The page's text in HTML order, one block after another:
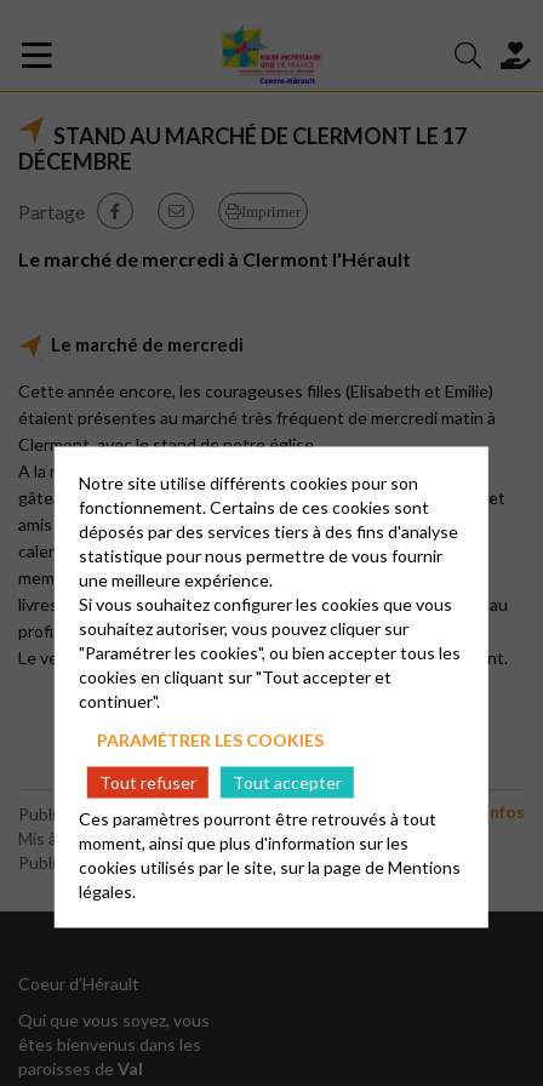
STAND AU MARCHÉ DE CLERMONT LE 17
DÉCEMBRE
Partage Imprimer
Le marché de mercredi à Clermont l'Hérault
Le marché de mercredi
Cette année encore, les courageuses filles (Elisabeth et Emilie)
étaient présentes au marché très fréquent de mercredi matin à
Clermont avec le stand de notre église.
A la rencontre des habitants, avec nos créations :
gâteaux de Noel, fabriqués avec amour par plusieurs membres et
amis de la paroisse
calendriers, petit et grands, avec les photos envoyées par les
membres
livres de notre pasteur, et beacoup d’autres choses, en vente au
profit de notre église.
Le vente se poursuit tous les dimanches au Temple de Clermont.
Publié le 17 décembre 2025
Mis à jour le 23 décembre 2025
Publié par le webmaster
Nouvelles et infos
Coeur d’Hérault
Qui que vous soyez, vous
êtes bienvenus dans les
paroisses de Val
Notre site utilise différents cookies pour son
fonctionnement. Certains de ces cookies sont
déposés par des services tiers à des fins d'analyse
statistique pour nous permettre de vous fournir
une meilleure expérience.
Si vous souhaitez configurer les cookies que vous
souhaitez autoriser, vous pouvez cliquer sur
"Paramétrer les cookies", ou bien accepter tous les
cookies en cliquant sur "Tout accepter et
continuer".
PARAMÉTRER LES COOKIES
Tout refuser
Tout accepter
Ces paramètres pourront être retrouvés à tout
moment, ainsi que plus d'information sur les
cookies utilisés par le site, sur la page deMentions
légales.